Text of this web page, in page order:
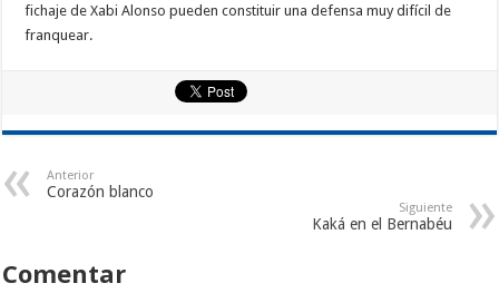
fichaje de Xabi Alonso pueden constituir una defensa muy difícil de
franquear.
Anterior
Corazón blanco
Siguiente
Kaká en el Bernabéu
Comentar